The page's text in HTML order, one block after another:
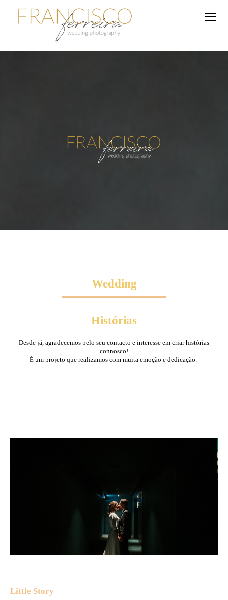
Wedding
Histórias
Desde já, agradecemos pelo seu contacto e interesse em criar histórias
connosco!
É um projeto que realizamos com muita emoção e dedicação.
Little Story